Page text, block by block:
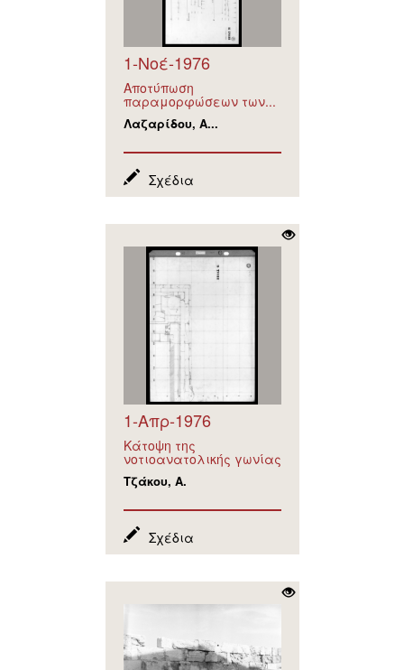
1-Νοέ-1976
Αποτύπωση
παραμορφώσεων των...
Λαζαρίδου, Α...
Σχέδια
1-Απρ-1976
Κάτοψη της
νοτιοανατολικής γωνίας
Τζάκου, Α.
Σχέδια